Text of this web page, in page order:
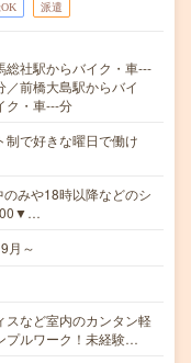
派遣
総社駅からバイク・車---
前橋大島駅からバイ
ク・車---分
制で好きな曜日で働け
のみや18時以降などのシ
月～
スなど室内のカンタン軽
プルワーク！未経験…